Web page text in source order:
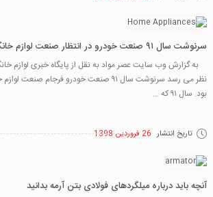
سرنوشت سال ۹۱ صنعت خودرو در انتظار صنعت لوازم خانگی
به گزارش وب سایت عصر مواد به نقل از پایگاه خبری لوازم
بود. سال ۹۱ که ...
تاریخ انتشار 26 فروردین 1398
آنچه باید درباره میلگردهای فولادی بتن آرمه بدانید